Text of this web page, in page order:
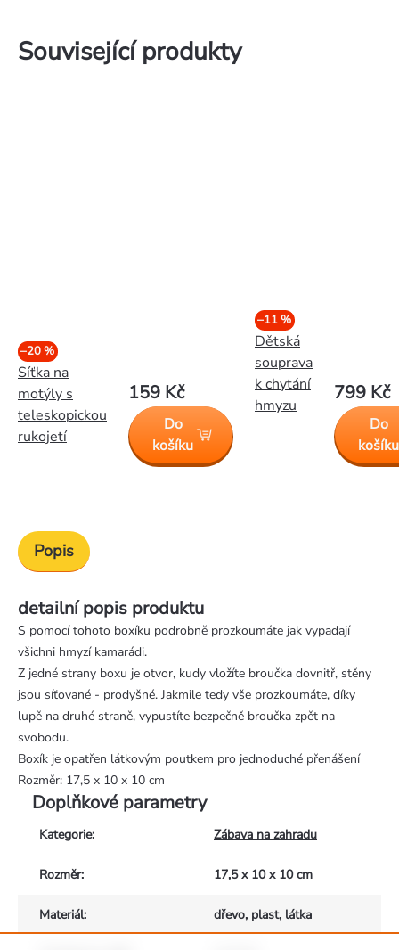
Související produkty
–20 %
Síťka na
motýly s
teleskopickou
rukojetí
159 Kč
Do
košíku
–11 %
Dětská
souprava
k chytání
hmyzu
799 Kč
Do
košíku
Popis
detailní popis produktu
S pomocí tohoto boxíku podrobně prozkoumáte jak vypadají
všichni hmyzí kamarádi.
Z jedné strany boxu je otvor, kudy vložíte broučka dovnitř, stěny
jsou síťované - prodyšné. Jakmile tedy vše prozkoumáte, díky
lupě na druhé straně, vypustíte bezpečně broučka zpět na
svobodu.
Boxík je opatřen látkovým poutkem pro jednoduché přenášení
Rozměr: 17,5 x 10 x 10 cm
Doplňkové parametry
Kategorie: Zábava na zahradu
Rozměr: 17,5 x 10 x 10 cm
Materiál: dřevo, plast, látka